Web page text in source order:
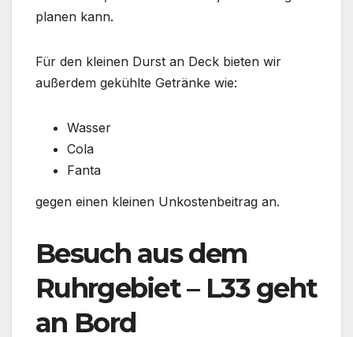
planen kann.
Für den kleinen Durst an Deck bieten wir
außerdem gekühlte Getränke wie:
Wasser
Cola
Fanta
gegen einen kleinen Unkostenbeitrag an.
Besuch aus dem
Ruhrgebiet – L33 geht
an Bord